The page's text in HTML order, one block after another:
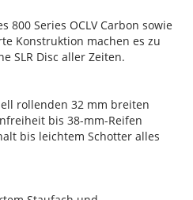
800 Series OCLV Carbon sowie
Konstruktion machen es zu
SLR Disc aller Zeiten.
rollenden 32 mm breiten
bis 38-mm-Reifen
bis leichtem Schotter alles